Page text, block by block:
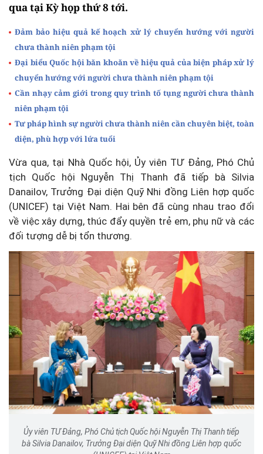
qua tại Kỳ họp thứ 8 tới.
Đảm bảo hiệu quả kế hoạch xử lý chuyển hướng với người
chưa thành niên phạm tội
Đại biểu Quốc hội băn khoăn về hiệu quả của biện pháp xử lý
chuyển hướng với người chưa thành niên phạm tội
Cần nhạy cảm giới trong quy trình tố tụng người chưa thành
niên phạm tội
Tư pháp hình sự người chưa thành niên cần chuyên biệt, toàn
diện, phù hợp với lứa tuổi
Vừa qua, tại Nhà Quốc hội, Ủy viên TƯ Đảng, Phó Chủ
tịch Quốc hội Nguyễn Thị Thanh đã tiếp bà Silvia
Danailov, Trưởng Đại diện Quỹ Nhi đồng Liên hợp quốc
(UNICEF) tại Việt Nam. Hai bên đã cùng nhau trao đổi
về việc xây dựng, thúc đẩy quyền trẻ em, phụ nữ và các
đối tượng dễ bị tổn thương.
Ủy viên TƯ Đảng, Phó Chủ tịch Quốc hội Nguyễn Thị Thanh tiếp
bà Silvia Danailov, Trưởng Đại diện Quỹ Nhi đồng Liên hợp quốc